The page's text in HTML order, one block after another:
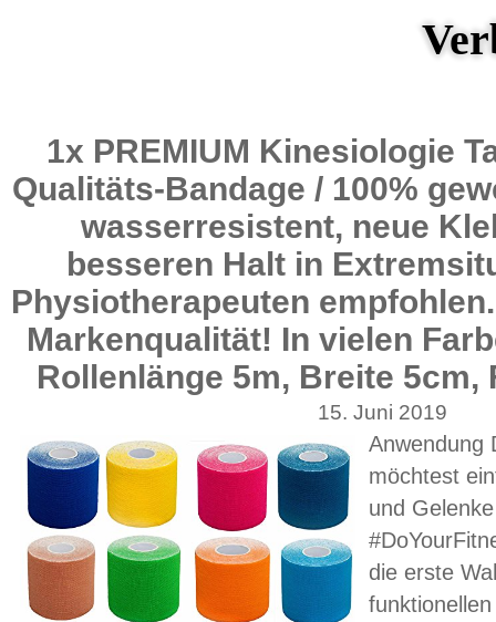
1x PREMIUM Kinesiologie
Qualitäts-Bandage / 100%
wasserresistent, neue
besseren Halt in
Physiotherapeuten
Markenqualität! In vielen
Rollenlänge 5m, Breite 5cm,
15. Juni 2019
Anwendung
möchtest
und
die erste